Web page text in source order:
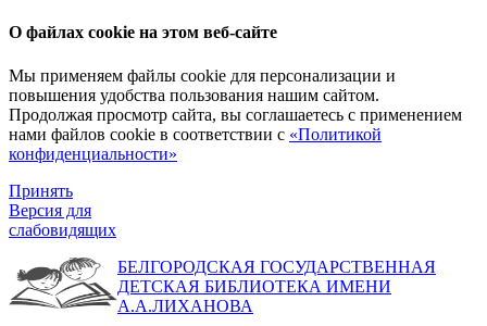
О файлах cookie на этом веб-сайте
Мы применяем файлы cookie для персонализации и
повышения удобства пользования нашим сайтом.
Продолжая просмотр сайта, вы соглашаетесь с применением
нами файлов cookie в соответствии с «Политикой
конфиденциальности»
Принять
Версия для
слабовидящих
БЕЛГОРОДСКАЯ ГОСУДАРСТВЕННАЯ
ДЕТСКАЯ БИБЛИОТЕКА ИМЕНИ
А.А.ЛИХАНОВА